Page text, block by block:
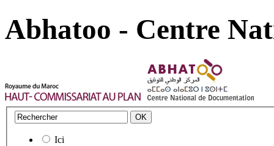
Abhatoo - Centre
Ici